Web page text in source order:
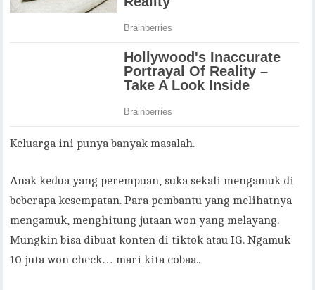
Keluarga ini punya banyak masalah.
Anak kedua yang perempuan, suka sekali mengamuk di
beberapa kesempatan. Para pembantu yang melihatnya
mengamuk, menghitung jutaan won yang melayang.
Mungkin bisa dibuat konten di tiktok atau IG. Ngamuk
10 juta won check… mari kita cobaa..